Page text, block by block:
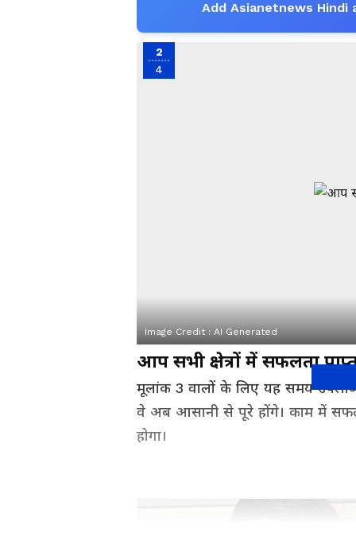
Add Asianetnews Hindi
2
4
Image Credit : AI Generated
आप सभी क्षेत्रों में सफलता
मूलांक 3 वालों के लिए यह समय
वे अब आसानी से पूरे होंगे। काम में
होगा।